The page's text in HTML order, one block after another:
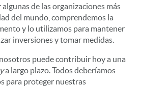
de las organizaciones más
del mundo, comprendemos la
y lo utilizamos para mantener
inversiones y tomar medidas.
puede contribuir hoy a una
ya largo plazo. Todos deberíamos
para proteger nuestras